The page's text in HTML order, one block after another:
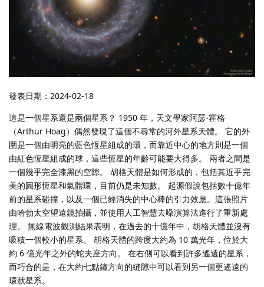
發表日期：2024-02-18
這是一個星系還是兩個星系？ 1950 年，天文學家阿瑟-霍格
（Arthur Hoag）偶然發現了這個不尋常的河外星系天體。 它的外
圍是一個由明亮的藍色恆星組成的環，而靠近中心的地方則是一個
由紅色恆星組成的球，這些恆星的年齡可能要大得多。 兩者之間是
一個幾乎完全漆黑的空隙。 胡格天體是如何形成的，包括其近乎完
美的圓形恆星和氣體環，目前仍是未知數。 起源假說包括數十億年
前的星系碰撞，以及一個已經消失的中心棒的引力效應。這張照片
由哈勃太空望遠鏡拍攝，並使用人工智慧去噪演算法進行了重新處
理。 無線電波觀測結果表明，在過去的十億年中，胡格天體並沒有
吸積一個較小的星系。 胡格天體的跨度大約為 10 萬光年，位於大
約 6 億光年之外的蛇夫座方向。 在右側可以看到許多遙遠的星系，
而巧合的是，在大約七點鐘方向的縫隙中可以看到另一個更遙遠的
環狀星系。